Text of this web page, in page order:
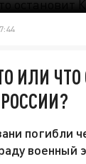
ИЛИ
погибли
военный